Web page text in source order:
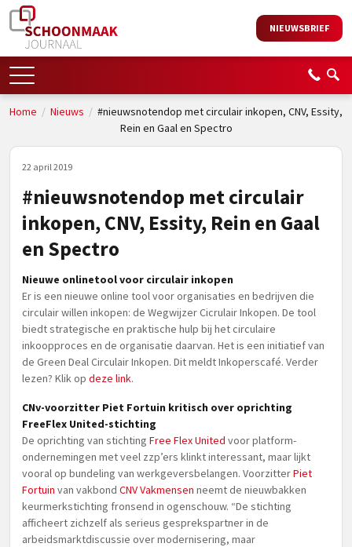
NIEUWSBRIEF
Home / Nieuws / #nieuwsnotendop met circulair inkopen, CNV, Essity,
Rein en Gaal en Spectro
22 april 2019
#nieuwsnotendop met circulair
inkopen, CNV, Essity, Rein en Gaal
en Spectro
Nieuwe onlinetool voor circulair inkopen
Er is een nieuwe online tool voor organisaties en bedrijven die
circulair willen inkopen: de Wegwijzer Cicrulair Inkopen. De tool
biedt strategische en praktische hulp bij het circulaire
inkoopproces en de organisatie daarvan. Het is een initiatief van
de Green Deal Circulair Inkopen. Dit meldt Inkoperscafé. Verder
lezen? Klik op deze link.
CNv-voorzitter Piet Fortuin kritisch over oprichting
FreeFlex United-stichting
De oprichting van stichting Free Flex United voor platform-
ondernemingen met veel zzp’ers klinkt interessant, maar lijkt
vooral op bundeling van werkgeversbelangen. VoorzitterPiet
Fortuin van vakbond CNV Vakmensen neemt de nieuwbakken
keurmerkstichting fronsend in ogenschouw. “De stichting
afficheert zichzelf als serieus gesprekspartner in de
arbeidsmarktdiscussie over modernisering, maar